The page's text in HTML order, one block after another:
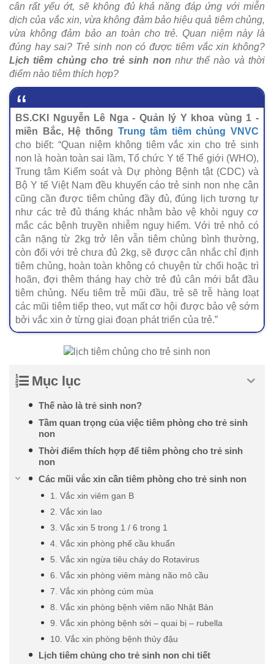
cân rất yếu ớt, sẽ không đủ khả năng đáp ứng với miễn
dịch của vắc xin, vừa không đảm bảo hiệu quả tiêm chủng,
vừa không đảm bảo an toàn cho trẻ. Quan niệm này là
đúng hay sai? Trẻ sinh non có được tiêm vắc xin không?
Lịch tiêm chủng cho trẻ sinh non như thế nào và thời
điểm nào tiêm thích hợp?
BS.CKI Nguyễn Lê Nga - Quản lý Y khoa vùng 1 -
miền Bắc, Hệ thống Trung tâm tiêm chủng VNVC
cho biết: “Quan niệm không tiêm vắc xin cho trẻ sinh
non là hoàn toàn sai lầm, Tổ chức Y tế Thế giới (WHO),
Trung tâm Kiểm soát và Dự phòng Bệnh tật (CDC) và
Bộ Y tế Việt Nam đều khuyến cáo trẻ sinh non nhẹ cân
cũng cần được tiêm chủng đầy đủ, đúng lịch tương tự
như các trẻ đủ tháng khác nhằm bảo vệ khỏi nguy cơ
mắc các bệnh truyền nhiễm nguy hiểm. Với trẻ nhỏ có
cân nặng từ 2kg trở lên vẫn tiêm chủng bình thường,
còn đối với trẻ chưa đủ 2kg, sẽ được cân nhắc chỉ định
tiêm chủng, hoàn toàn không có chuyện từ chối hoặc trì
hoãn, đợi thêm tháng hay chờ trẻ đủ cân mới bắt đầu
tiêm chủng. Nếu tiêm trễ mũi đầu, trẻ sẽ trễ hàng loạt
các mũi tiêm tiếp theo, vụt mất cơ hội được bảo vệ sớm
bởi vắc xin ở từng giai đoạn phát triển của trẻ.”
Mục lục
Thế nào là trẻ sinh non?
Tầm quan trọng của việc tiêm phòng cho trẻ sinh
non
Thời điểm thích hợp để tiêm phòng cho trẻ sinh
non
Các mũi vắc xin cần tiêm phòng cho trẻ sinh non
1. Vắc xin viêm gan B
2. Vắc xin lao
3. Vắc xin 5 trong 1 / 6 trong 1
4. Vắc xin phòng phế cầu khuẩn
5. Vắc xin ngừa tiêu chảy do Rotavirus
6. Vắc xin phòng viêm màng não mô cầu
7. Vắc xin phòng cúm mùa
8. Vắc xin phòng bệnh viêm não Nhật Bản
9. Vắc xin phòng bệnh sởi – quai bị – rubella
10. Vắc xin phòng bệnh thủy đậu
Lịch tiêm chủng cho trẻ sinh non chi tiết